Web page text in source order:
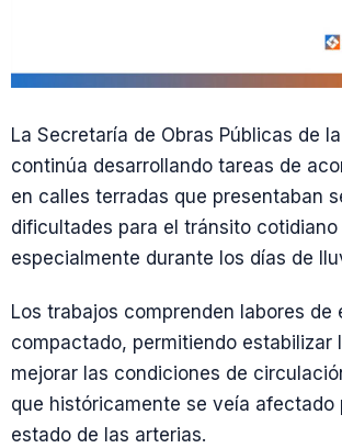
La Secretaría de Obras Públicas de
continúa desarrollando tareas de
en calles terradas que presentaban
dificultades para el tránsito
especialmente durante los días de
Los trabajos comprenden labores de
compactado, permitiendo estabilizar
mejorar las condiciones de
que históricamente se veía afectado
estado de las arterias.